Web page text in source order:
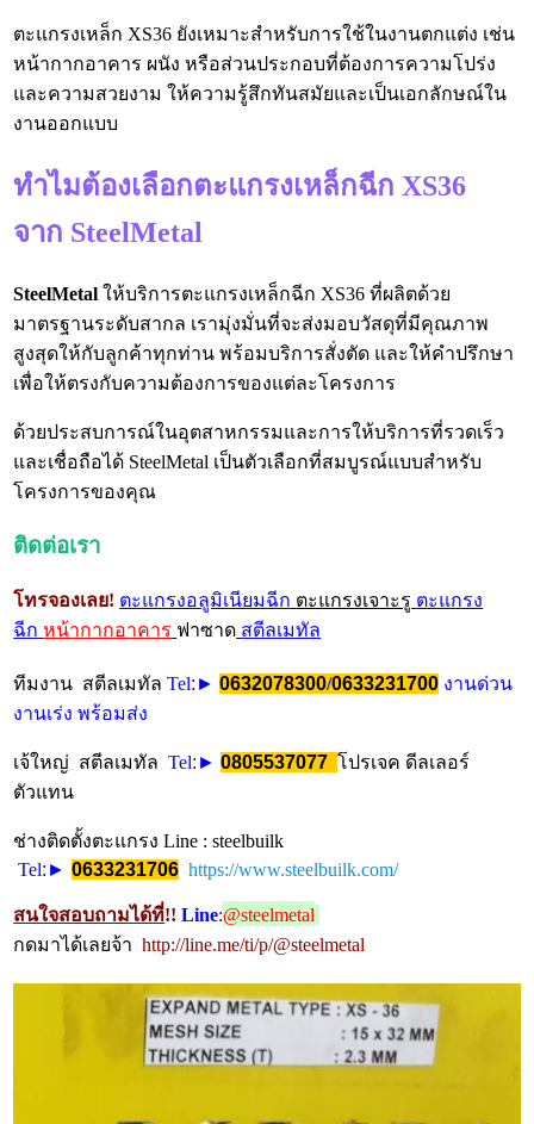
ตะแกรงเหล็ก XS36 ยังเหมาะสำหรับการใช้ในงานตกแต่ง เช่น
หน้ากากอาคาร ผนัง หรือส่วนประกอบที่ต้องการความโปร่ง
และความสวยงาม ให้ความรู้สึกทันสมัยและเป็นเอกลักษณ์ใน
งานออกแบบ
ทำไมต้องเลือกตะแกรงเหล็กฉีก XS36
จาก SteelMetal
SteelMetal ให้บริการตะแกรงเหล็กฉีก XS36 ที่ผลิตด้วย
มาตรฐานระดับสากล เรามุ่งมั่นที่จะส่งมอบวัสดุที่มีคุณภาพ
สูงสุดให้กับลูกค้าทุกท่าน พร้อมบริการสั่งตัด และให้คำปรึกษา
เพื่อให้ตรงกับความต้องการของแต่ละโครงการ
ด้วยประสบการณ์ในอุตสาหกรรมและการให้บริการที่รวดเร็ว
และเชื่อถือได้ SteelMetal เป็นตัวเลือกที่สมบูรณ์แบบสำหรับ
โครงการของคุณ
ติดต่อเรา
โทรจองเลย! ตะแกรงอลูมิเนียมฉีก ตะแกรงเจาะรู ตะแกรง
ฉีก หน้ากากอาคาร ฟาซาด สตีลเมทัล
ทีมงาน สตีลเมทัลTel:► 0632078300/0633231700 งานด่วน
งานเร่ง พร้อมส่ง
เจ้ใหญ่ สตีลเมทัลTel:► 0805537077 โปรเจค ดีลเลอร์
ตัวแทน
ช่างติดตั้งตะแกรง Line : steelbuilk
Tel:► 0633231706 https://www.steelbuilk.com/
สนใจสอบถามได้ที่!! Line:@steelmetal
กดมาได้เลยจ้า http://line.me/ti/p/@steelmetal